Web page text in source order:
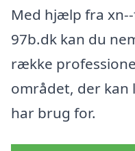
Med hjælp fra
97b.dk kan du
række
området, der kan
har brug for.